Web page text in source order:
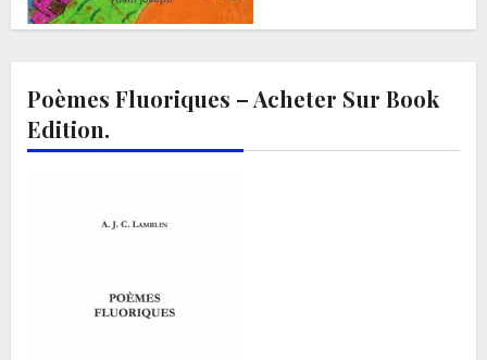
Poèmes Fluoriques – Acheter Sur Book
Edition.